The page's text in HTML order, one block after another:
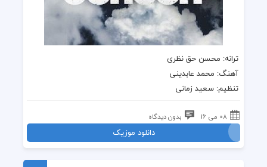
ترانه: محسن حق نظری
آهنگ: محمد عابدینی
تنظیم: سعید زمانی
08 می 16 بدون دیدگاه
دانلود موزیک